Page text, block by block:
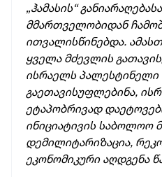
„ჰამასის“
მმართველობიდან
ითვალისწინებდა.
ყველა მძევლის
ისრაელს პალესტინელი
გაეთავისუფლებინა,
ეტაპობრივად
ინიციატივის საბოლოო
დემილიტარიზაცია,
ეკონომიკური აღდგენა